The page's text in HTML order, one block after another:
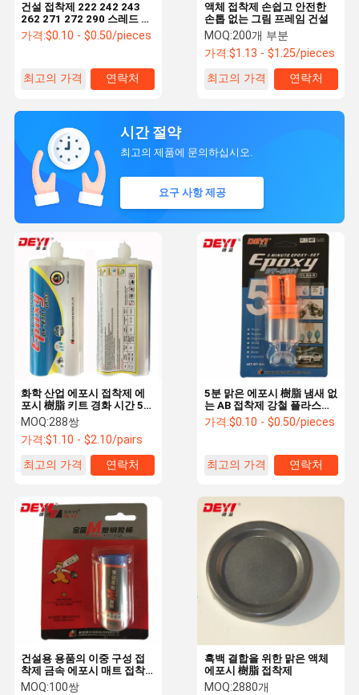
건설 접착제 222 242 243
262 271 272 290 스레드 시
일러 스레드 스레드 스레더
틱소트로픽 아네로브 스크루
가격:$0.10 - $0.50/pieces
최고의 가격 연락처
액체 접착제 손쉽고 안전한
손톱 없는 그림 프레임 건설
MOQ:200개 부분
가격:$1.13 - $1.25/pieces
최고의 가격
연락처
시간 절약
최고의 제품에 문의하십시오.
요구 사항 제공
5분 맑은 에포시 樹脂 냄새 없
는 AB 접착제 강철 플라스틱
그리고 다재다능
가격:$0.10 - $0.50/pieces
최고의 가격 연락처
화학 산업 에포시 접착제 에
포시 樹脂 키트 경화 시간 5
분
MOQ:288쌍
가격:$1.10 - $2.10/pairs
최고의 가격
연락처
흑백 결합을 위한 맑은 액체
에포시 樹脂 접착제
MOQ:2880개
건설용 용품의 이중 구성 접
착제 금속 에포시 매트 접착
제
MOQ:100쌍